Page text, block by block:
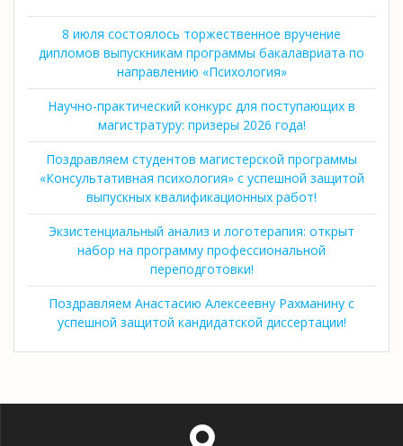
8 июля состоялось торжественное вручение
дипломов выпускникам программы бакалавриата по
направлению «Психология»
Научно-практический конкурс для поступающих в
магистратуру: призеры 2026 года!
Поздравляем студентов магистерской программы
«Консультативная психология» с успешной защитой
выпускных квалификационных работ!
Экзистенциальный анализ и логотерапия: открыт
набор на программу профессиональной
переподготовки!
Поздравляем Анастасию Алексеевну Рахманину с
успешной защитой кандидатской диссертации!